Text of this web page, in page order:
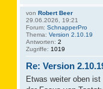
von Robert Beer
29.06.2026, 19:21
Forum: SchnapperPro
Thema: Version 2.10.19
Antworten: 2
Zugriffe: 1019
Re: Version
Etwas weiter oben